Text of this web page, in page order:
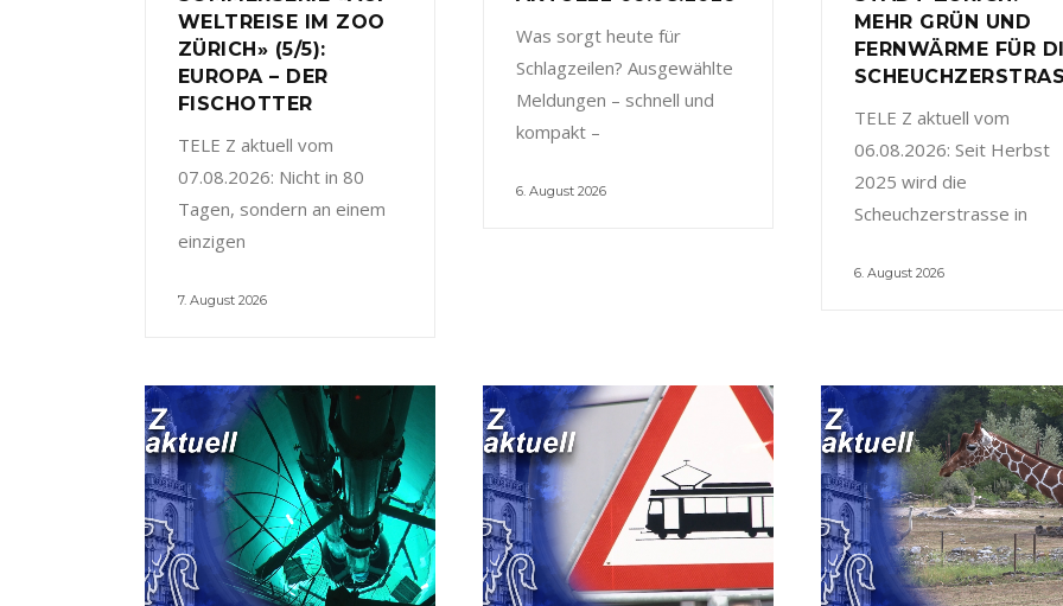
WELTREISE IM ZOO
ZÜRICH» (5/5):
EUROPA – DER
FISCHOTTER
TELE Z aktuell vom
07.08.2026: Nicht in 80
Tagen, sondern an einem
einzigen
7. August 2026
Was sorgt heute für
Schlagzeilen? Ausgewählte
Meldungen – schnell und
kompakt –
6. August 2026
MEHR GRÜN UND
FERNWÄRME FÜR
TELE Z aktuell vom
06.08.2026: Seit Herbst
2025 wird die
Scheuchzerstrasse in
6. August 2026